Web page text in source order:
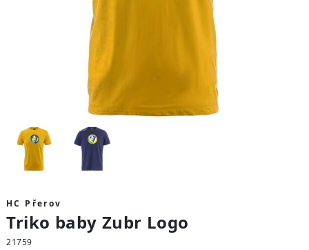
HC Přerov
Triko baby Zubr Logo
21759